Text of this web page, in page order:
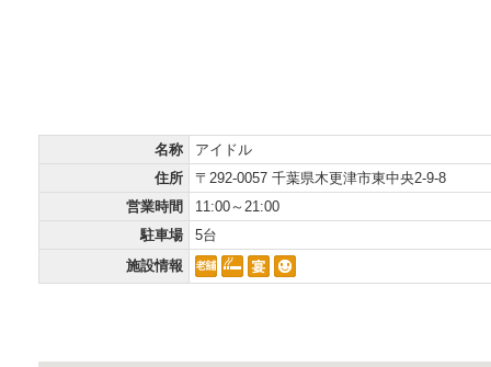
名称
アイドル
住所
〒292-0057 千葉県木更津市東中央2-9-8
営業時間
11:00～21:00
駐車場
5台
施設情報